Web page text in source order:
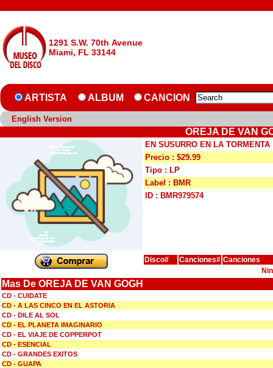
1291 S.W. 70th Avenue
Miami, FL 33144
ARTISTA ALBUM CANCION
English Version
OREJA DE VAN
EN SUSURRO EN LA TORMENTA
Precio : $29.99
Tipo : LP
Label : BMR
ID : BMR979574
Disco# Canciones# Canciones
Mas De OREJA DE VAN GOGH
CD - CUIDATE
CD - A LAS CINCO EN EL ASTORIA
CD - DILE AL SOL
CD - EL PLANETA IMAGINARIO
CD - EL VIAJE DE COPPERPOT
CD - ESENCIAL
CD - GRANDES EXITOS
CD - GUAPA